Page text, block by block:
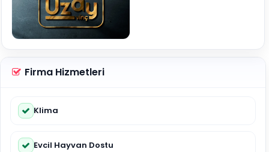
Firma Hizmetleri
Klima
Evcil Hayvan Dostu